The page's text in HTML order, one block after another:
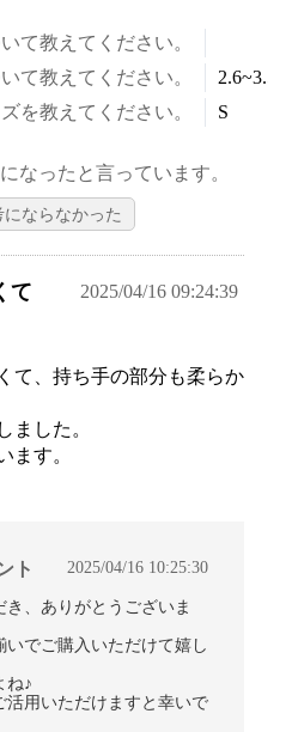
て教えてください。
て教えてください。
を教えてください。
S
なったと言っています。
にならなかった
て
2025/04/16 09:24:39
て、持ち手の部分も柔らか
ました。
ます。
ト 2025/04/16 10:25:30
き、ありがとうございま
でご購入いただけて嬉し
ね♪
活用いただけますと幸いで